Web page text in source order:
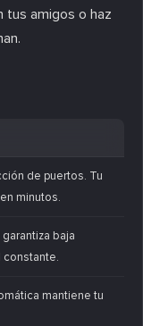
tus amigos o haz
de puertos. Tu
minutos.
baja
constante.
mantiene tu